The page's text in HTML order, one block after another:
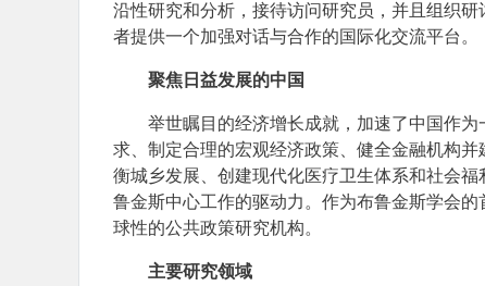
沿性研究和分析，接待访问研究员，并且组织
者提供一个加强对话与合作的国际化交流平台。
聚焦日益发展的中国
举世瞩目的经济增长成就，加速了中国作
求、制定合理的宏观经济政策、健全金融机构
衡城乡发展、创建现代化医疗卫生体系和社会
鲁金斯中心工作的驱动力。作为布鲁金斯学会
球性的公共政策研究机构。
主要研究领域